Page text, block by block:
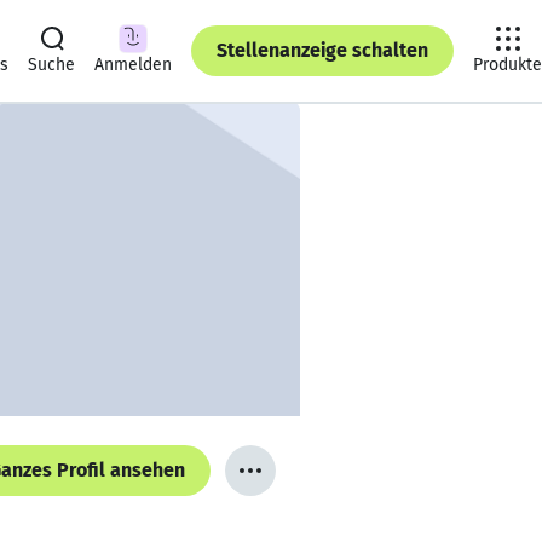
Suche Anmelden
Stellenanzeige schalten
Produkte
Profil ansehen